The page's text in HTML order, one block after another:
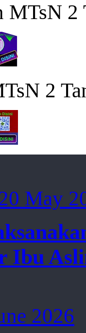
MTsN 2
2
May
Ibu
2026